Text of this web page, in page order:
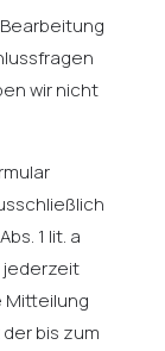
wir nicht
1 lit. a
jederzeit
Mitteilung
bis zum